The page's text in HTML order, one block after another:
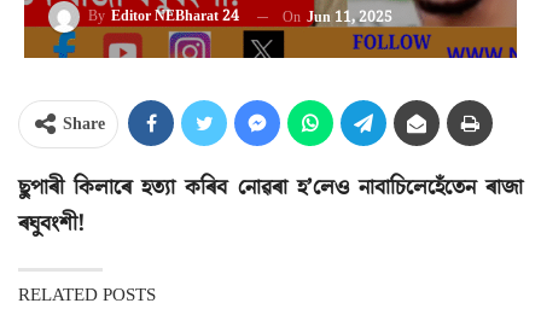
By Editor NEBharat 24 On Jun 11, 2025
Share
ছুপাৰী কিলাৰে হত্যা কৰিব নোৱৰা হ’লেও নাবাচিলেহেঁতেন ৰাজা
ৰঘুবংশী!
RELATED POSTS